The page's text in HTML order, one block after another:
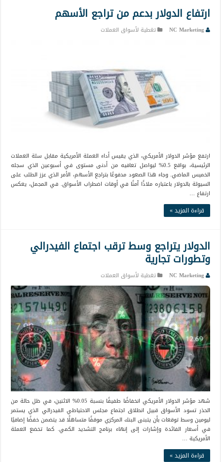
ارتفاع الدولار بدعم من تراجع الأسهم
NC Marketing تغطية لأسواق العملات
ارتفع مؤشر الدولار الأمريكي، الذي يقيس أداء العملة الأمريكية مقابل سلة العملات
الرئيسية، بواقع 0.5% ليواصل تعافيه من أدنى مستوى في أسبوعين الذي سجله
الخميس الماضي. وجاء هذا الصعود مدفوعًا بتراجع الأسهم، الأمر الذي عزز الطلب على
السيولة بالدولار باعتباره ملاذًا آمنًا في أوقات اضطراب الأسواق. في المجمل، يعكس
ارتفاع …
قراءة المزيد »
الدولار يتراجع وسط ترقب اجتماع الفيدرالي
وتطورات تجارية
NC Marketing تغطية لأسواق العملات
شهد مؤشر الدولار الأمريكي انخفاضًا طفيفًا بنسبة 0.05% الاثنين، في ظل حالة من
الحذر تسود الأسواق قبيل انطلاق اجتماع مجلس الاحتياطي الفيدرالي الذي يستمر
ليومين وسط توقعات بأن يتبنى البنك المركزي موقفًا متساهلًا قد يتضمن خفضًا إضافيًا
في أسعار الفائدة وإشارات إلى إنهاء برنامج التشديد الكمي. كما تخضع العملة
الأمريكية …
قراءة المزيد »